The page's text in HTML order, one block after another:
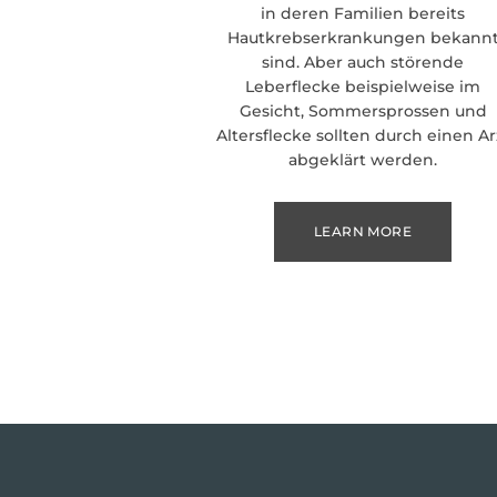
in deren Familien bereits
Hautkrebserkrankungen
sind. Aber auch störende
Leberflecke beispielweise im
Gesicht, Sommersprossen und
Altersflecke sollten durch einen
abgeklärt werden.
LEARN MORE